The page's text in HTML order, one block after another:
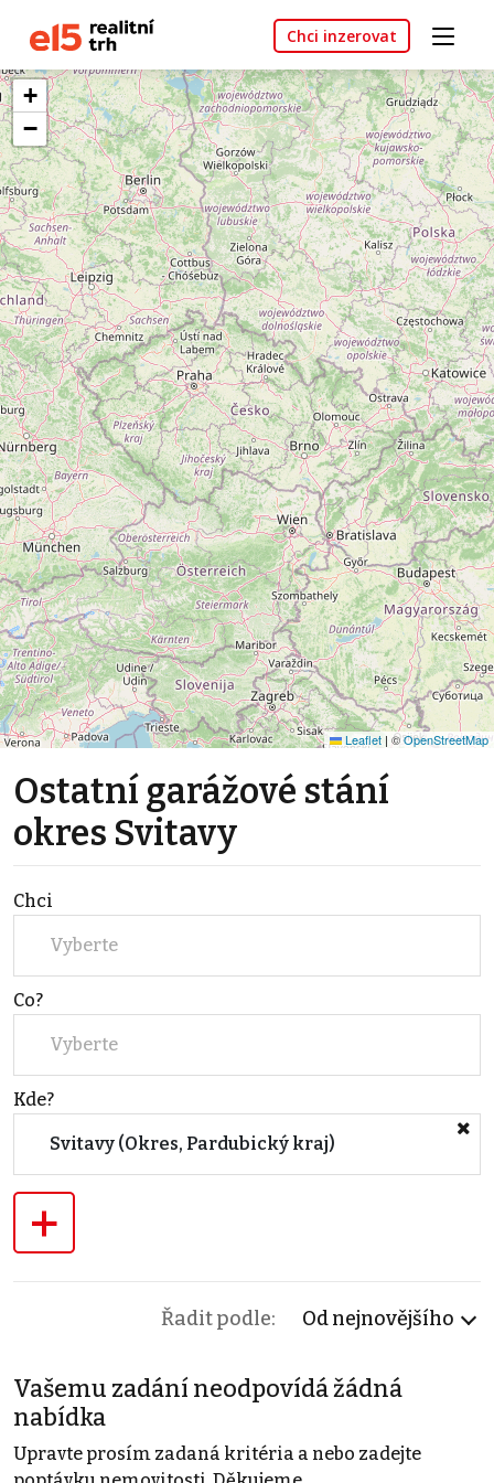
Chci inzerovat
+
−
Leaflet | ©OpenStreetMap
Ostatní garážové stání
okres Svitavy
Chci
Vyberte
Co?
Vyberte
Kde?
Svitavy (Okres, Pardubický kraj)
+
Řadit podle: Od nejnovějšího
Vašemu zadání neodpovídá žádná
nabídka
Upravte prosím zadaná kritéria a nebo zadejte